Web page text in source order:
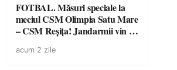
FOTBAL. Măsuri speciale la
meciul CSM Olimpia Satu Mare
– CSM Reșița! Jandarmii vin cu
suporteri
acum 2 zile